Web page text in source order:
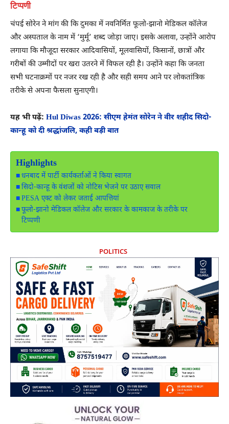
टिप्पणी
चंपई सोरेन ने मांग की कि दुमका में नवनिर्मित फूलो-झानो मेडिकल कॉलेज
और अस्पताल के नाम में ‘मुर्मू’ शब्द जोड़ा जाए। इसके अलावा, उन्होंने आरोप
लगाया कि मौजूदा सरकार आदिवासियों, मूलवासियों, किसानों, छात्रों और
गरीबों की उम्मीदों पर खरा उतरने में विफल रही है। उन्होंने कहा कि जनता
सभी घटनाक्रमों पर नजर रख रही है और सही समय आने पर लोकतांत्रिक
तरीके से अपना फैसला सुनाएगी।
यह भी पढ़ें: Hul Diwas 2026: सीएम हेमंत सोरेन ने वीर शहीद सिदो-
कान्हू को दी श्रद्धांजलि, कही बड़ी बात
Highlights
धनबाद में पार्टी कार्यकर्ताओं ने किया स्वागत
सिदो-कान्हू के वंशजों को नोटिस भेजने पर उठाए सवाल
PESA एक्ट को लेकर जताई आपत्तियां
फूलो-झानो मेडिकल कॉलेज और सरकार के कामकाज के तरीके पर
टिप्पणी
POLITICS